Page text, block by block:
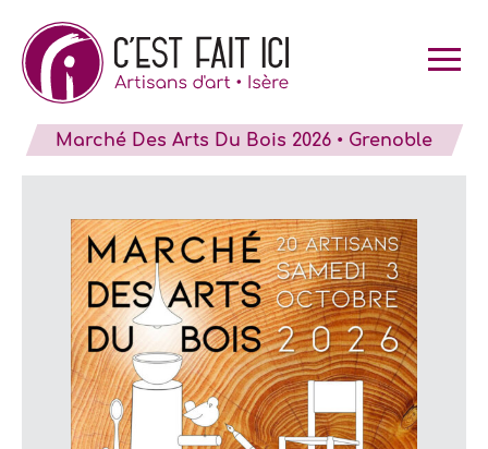
content
Marché Des Arts Du Bois 2026 • Grenoble